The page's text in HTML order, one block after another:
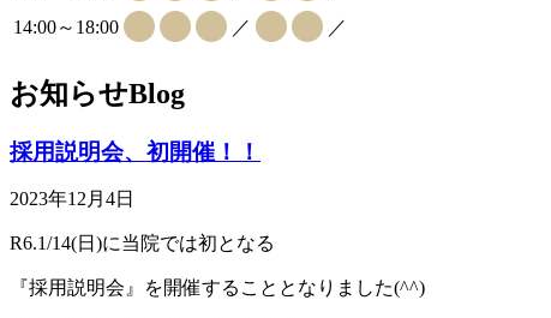
14:00～18:00
／ ／
お知らせBlog
採用説明会、初開催！！
2023年12月4日
R6.1/14(日)に当院では初となる
『採用説明会』を開催することとなりました(^^)